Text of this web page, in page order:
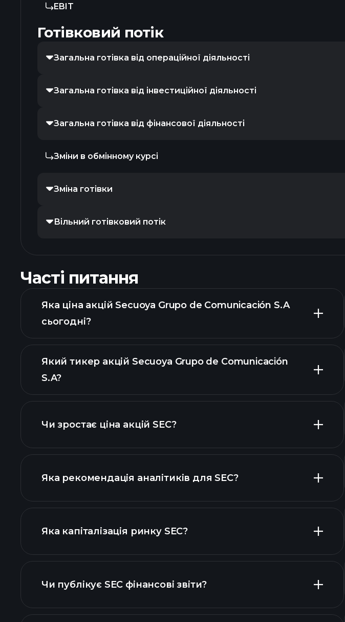
EBIT
Готівковий потік
Загальна готівка від операційної діяльності
Загальна готівка від інвестиційної діяльності
Загальна готівка від фінансової діяльності
Зміни в обмінному курсі
Зміна готівки
Вільний готівковий потік
Часті питання
Яка ціна акцій Secuoya Grupo de Comunicación S.A
сьогодні?
розширеній
Який тикер акцій Secuoya Grupo de Comunicación
S.A?
Чи зростає ціна акцій SEC?
діаграмі SEC
Яка рекомендація аналітиків для SEC?
Яка капіталізація ринку SEC?
наш список акцій
Чи публікує SEC фінансові звіти?
фінансовими звітами SEC